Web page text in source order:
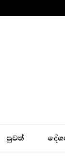
පුවත්